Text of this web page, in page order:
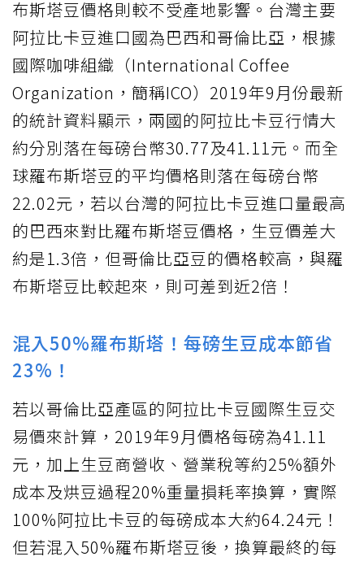
布斯塔豆價格則較不受產地影響。台灣主要
阿拉比卡豆進口國為巴西和哥倫比亞，根據
國際咖啡組織（International Coffee
Organization，簡稱ICO）2019年9月份最新
的統計資料顯示，兩國的阿拉比卡豆行情大
約分別落在每磅台幣30.77及41.11元。而全
球羅布斯塔豆的平均價格則落在每磅台幣
22.02元，若以台灣的阿拉比卡豆進口量最高
的巴西來對比羅布斯塔豆價格，生豆價差大
約是1.3倍，但哥倫比亞豆的價格較高，與羅
布斯塔豆比較起來，則可差到近2倍！
混入50%羅布斯塔！每磅生豆成本節省
23%！
若以哥倫比亞產區的阿拉比卡豆國際生豆交
易價來計算，2019年9月價格每磅為41.11
元，加上生豆商營收、營業稅等約25%額外
成本及烘豆過程20%重量損耗率換算，實際
100%阿拉比卡豆的每磅成本大約64.24元！
但若混入50%羅布斯塔豆後，換算最終的每